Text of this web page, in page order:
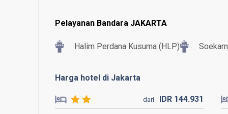
Pelayanan Bandara JAKARTA
Halim Perdana Kusuma (HLP)
Harga hotel di Jakarta
dari IDR 144.931